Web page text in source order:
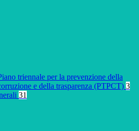
triennale per la prevenzione della
e della trasparenza (PTPCT) 3
31